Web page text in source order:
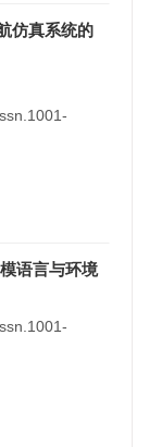
仿真系统的
语言与环境